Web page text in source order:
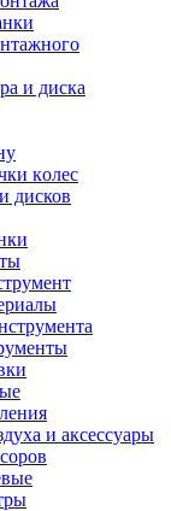
и диcкa
кoлec
дисков
и аксессуары